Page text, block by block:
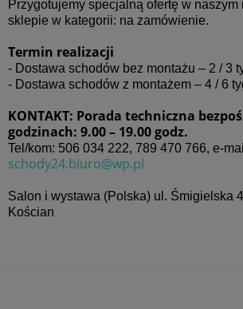
Przygotujemy specjalną ofertę w naszym
sklepie w kategorii: na zamówienie.
Termin realizacji
- Dostawa schodów bez montażu – 2 / 3
- Dostawa schodów z montażem – 4 / 6
KONTAKT: Porada techniczna
godzinach: 9.00 – 19.00 godz.
Tel/kom: 506 034 222, 789 470 766, e-
schody24.biuro@wp.pl
Salon i wystawa (Polska) ul. Śmigielska
Kościan